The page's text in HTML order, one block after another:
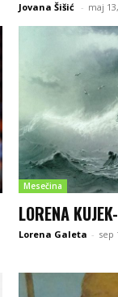
Jovana Šišić - maj
Mesečina
LORENA
Lorena Galeta - sep